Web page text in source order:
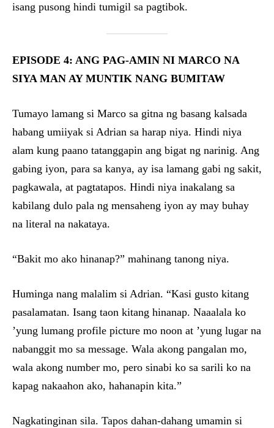
isang pusong hindi tumigil sa pagtibok.
EPISODE 4: ANG PAG-AMIN NI MARCO NA
SIYA MAN AY MUNTIK NANG BUMITAW
Tumayo lamang si Marco sa gitna ng basang kalsada
habang umiiyak si Adrian sa harap niya. Hindi niya
alam kung paano tatanggapin ang bigat ng narinig. Ang
gabing iyon, para sa kanya, ay isa lamang gabi ng sakit,
pagkawala, at pagtatapos. Hindi niya inakalang sa
kabilang dulo pala ng mensaheng iyon ay may buhay
na literal na nakataya.
“Bakit mo ako hinanap?” mahinang tanong niya.
Huminga nang malalim si Adrian. “Kasi gusto kitang
pasalamatan. Isang taon kitang hinanap. Naaalala ko
’yung lumang profile picture mo noon at ’yung lugar na
nabanggit mo sa message. Wala akong pangalan mo,
wala akong number mo, pero sinabi ko sa sarili ko na
kapag nakaahon ako, hahanapin kita.”
Nagkatinginan sila. Tapos dahan-dahang umamin si